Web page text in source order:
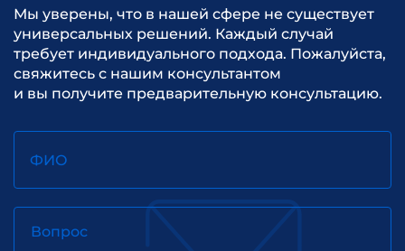
Мы уверены, что в нашей сфере не существует
универсальных решений. Каждый случай
требует индивидуального подхода. Пожалуйста,
свяжитесь с нашим консультантом
и вы получите предварительную консультацию.
ФИО
Вопрос